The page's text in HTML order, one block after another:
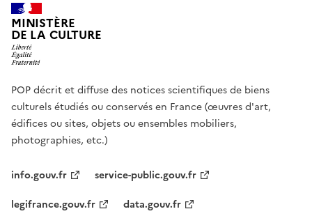
MINISTÈRE
DE LA CULTURE
POP décrit et diffuse des notices scientifiques de biens
culturels étudiés ou conservés en France (œuvres d'art,
édifices ou sites, objets ou ensembles mobiliers,
photographies, etc.)
info.gouv.fr
service-public.gouv.fr
legifrance.gouv.fr
data.gouv.fr